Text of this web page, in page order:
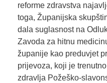
reforme zdravstva
toga, Županijska
dala suglasnost na
Zavoda za hitnu
županije kao preduvjet
prijevoza, koji je
zdravlja Požeško-